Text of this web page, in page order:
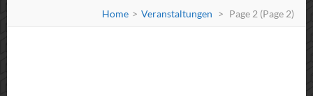
Home > Veranstaltungen > Page 2 (Page 2)